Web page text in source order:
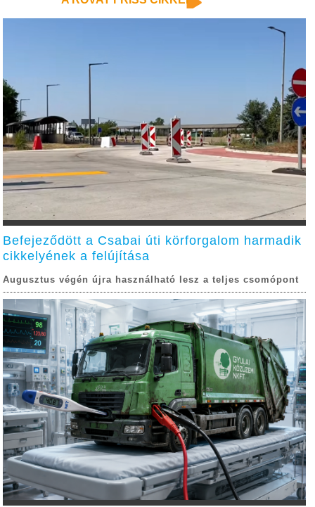
Befejeződött a Csabai úti körforgalom harmadik
cikkelyének a felújítása
Augusztus végén újra használható lesz a teljes csomópont